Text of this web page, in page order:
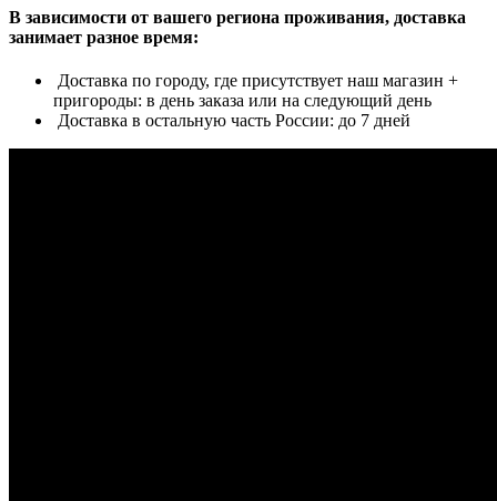
В зависимости от вашего региона проживания, доставка
занимает разное время:
Доставка по городу, где присутствует наш магазин +
пригороды: в день заказа или на следующий день
Доставка в остальную часть России: до 7 дней